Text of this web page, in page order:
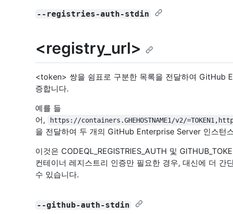
--registries-auth-stdin
<registry_url>
<token> 쌍을 쉼표로 구분한 목록을 전달하여 GitHub
증합니다.
예를 들
어,
https://containers.GHEHOSTNAME1/v2/
을 전달하여 두 개의 GitHub Enterprise Server 인스턴
이것은 CODEQL_REGISTRIES_AUTH 및
컨테이너 레지스트리 인증만 필요한 경우, 대신에 더 간
수 있습니다.
--github-auth-stdin